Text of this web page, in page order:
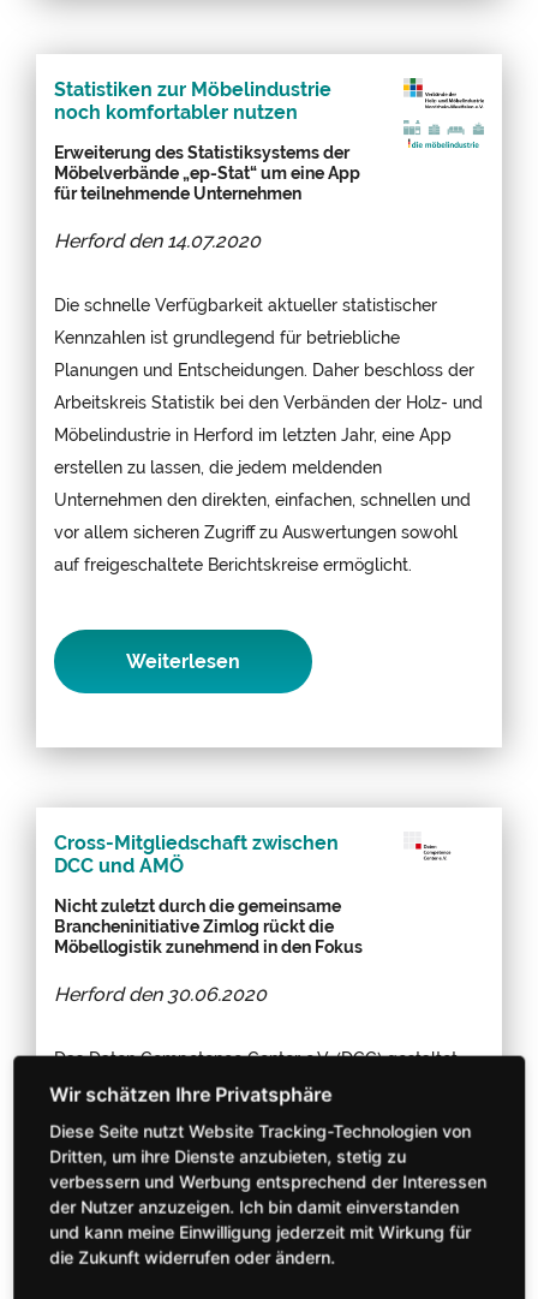
Statistiken zur Möbelindustrie
noch komfortabler nutzen
Erweiterung des Statistiksystems der
Möbelverbände „ep-Stat“ um eine App
für teilnehmende Unternehmen
Herford den 14.07.2020
Die schnelle Verfügbarkeit aktueller statistischer
Kennzahlen ist grundlegend für betriebliche
Planungen und Entscheidungen. Daher beschloss der
Arbeitskreis Statistik bei den Verbänden der Holz- und
Möbelindustrie in Herford im letzten Jahr, eine App
erstellen zu lassen, die jedem meldenden
Unternehmen den direkten, einfachen, schnellen und
vor allem sicheren Zugriff zu Auswertungen sowohl
auf freigeschaltete Berichtskreise ermöglicht.
Weiterlesen
Cross-Mitgliedschaft zwischen
DCC und AMÖ
Nicht zuletzt durch die gemeinsame
Brancheninitiative Zimlog rückt die
Möbellogistik zunehmend in den Fokus
Herford den 30.06.2020
Das Daten Competence Center e.V. (DCC) gestaltet
und koordiniert als gemeinsame Kommunikations-
und Standardisierungsplattform seit mehr als zwei
Jahrzehnten den Datenaustausch von Möbelindustrie
und -handel. Das DCC organisiert auch seit 2016 die
Brancheninitiative Zimlog, die seit kurzem als
eigenständiger DCC-Fachbeirat operiert.
Diese Seite nutzt Website Tracking-Technologien von
Dritten, um ihre Dienste anzubieten, stetig zu
verbessern und Werbung entsprechend der Interessen
der Nutzer anzuzeigen. Ich bin damit einverstanden
und kann meine Einwilligung jederzeit mit Wirkung für
die Zukunft widerrufen oder ändern.